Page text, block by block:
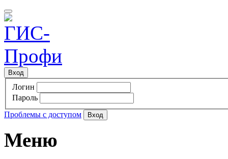
Вход
Логин
Пароль
Проблемы с доступом
Меню